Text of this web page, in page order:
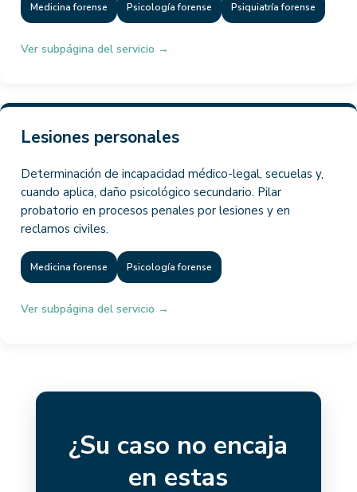
Medicina forense Psicología forense Psiquiatría forense
Ver subpágina del servicio →
Lesiones personales
Determinación de incapacidad médico-legal, secuelas y,
cuando aplica, daño psicológico secundario. Pilar
probatorio en procesos penales por lesiones y en
reclamos civiles.
Medicina forense Psicología forense
Ver subpágina del servicio →
¿Su caso no encaja
en estas